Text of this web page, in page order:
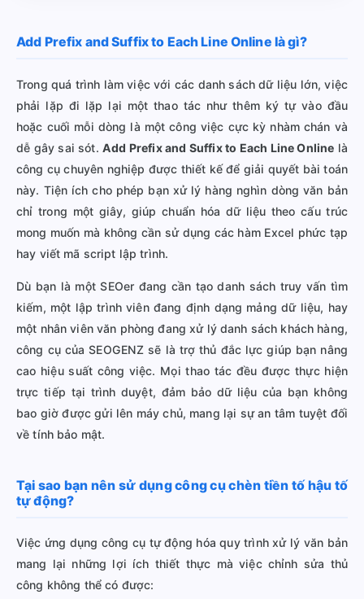
Add Prefix and Suffix to Each Line Online là gì?
Trong quá trình làm việc với các danh sách dữ liệu lớn, việc
phải lặp đi lặp lại một thao tác như thêm ký tự vào đầu
hoặc cuối mỗi dòng là một công việc cực kỳ nhàm chán và
dễ gây sai sót.Add Prefix and Suffix to Each Line Online là
công cụ chuyên nghiệp được thiết kế để giải quyết bài toán
này. Tiện ích cho phép bạn xử lý hàng nghìn dòng văn bản
chỉ trong một giây, giúp chuẩn hóa dữ liệu theo cấu trúc
mong muốn mà không cần sử dụng các hàm Excel phức tạp
hay viết mã script lập trình.
Dù bạn là một SEOer đang cần tạo danh sách truy vấn tìm
kiếm, một lập trình viên đang định dạng mảng dữ liệu, hay
một nhân viên văn phòng đang xử lý danh sách khách hàng,
công cụ của SEOGENZ sẽ là trợ thủ đắc lực giúp bạn nâng
cao hiệu suất công việc. Mọi thao tác đều được thực hiện
trực tiếp tại trình duyệt, đảm bảo dữ liệu của bạn không
bao giờ được gửi lên máy chủ, mang lại sự an tâm tuyệt đối
về tính bảo mật.
Tại sao bạn nên sử dụng công cụ chèn tiền tố hậu tố
tự động?
Việc ứng dụng công cụ tự động hóa quy trình xử lý văn bản
mang lại những lợi ích thiết thực mà việc chỉnh sửa thủ
công không thể có được: